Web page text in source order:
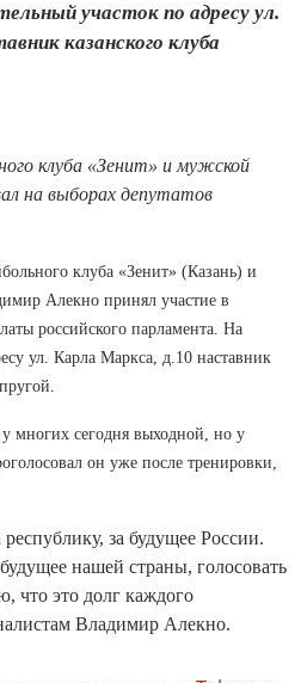
участок по адресу ул.
казанского клуба
клуба «Зенит» и мужской
на выборах депутатов
клуба «Зенит» (Казань) и
Алекно принял участие в
российского парламента. На
ул. Карла Маркса, д.10 наставник
многих сегодня выходной, но у
он уже после тренировки,
за будущее России.
нашей страны, голосовать
что это долг каждого
Владимир Алекно.